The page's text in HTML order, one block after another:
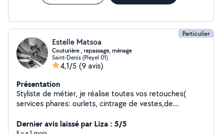
Particulier
Estelle Matsoa
Couturière , repassage, ménage
Saint-Denis (Pleyel 01)
4,1/5 (9 avis)
Présentation
Styliste de métier, je réalise toutes vos retouches(
services phares: ourlets, cintrage de vestes,de
précision et rapidité . Créations sur mesure , robes (
Dernier avis laissé par Liza : 5/5